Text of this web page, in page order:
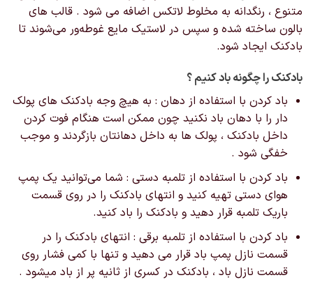
متنوع ، رنگدانه به مخلوط لاتکس اضافه می شود . قالب های
بالون ساخته شده و سپس در لاستیک مایع غوطه‌ور می‌شوند تا
بادکنک ایجاد شود.
بادکنک را چگونه باد کنیم ؟
باد کردن با استفاده از دهان : به هیچ وجه بادکنک های پولک
دار را با دهان باد نکنید چون ممکن است هنگام فوت کردن
داخل بادکنک ، پولک ها به داخل دهانتان بازگردند و موجب
خفگی شود .
باد کردن با استفاده از تلمبه دستی : شما می‌توانید یک پمپ
هوای دستی تهیه کنید و انتهای بادکنک را در روی قسمت
باریک تلمبه قرار دهید و بادکنک را باد کنید.
باد کردن با استفاده از تلمبه برقی : انتهای بادکنک را در
قسمت نازل پمپ باد قرار می دهید و تنها با کمی فشار روی
قسمت نازل باد ، بادکنک در کسری از ثانیه پر از باد میشود .